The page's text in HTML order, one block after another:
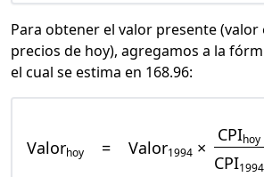
Para obtener el valor presente (valor
precios de hoy), agregamos a la
el cual se estima en 168.96:
Valorhoy = Valor1994 ×
CPIhoy
CPI1994